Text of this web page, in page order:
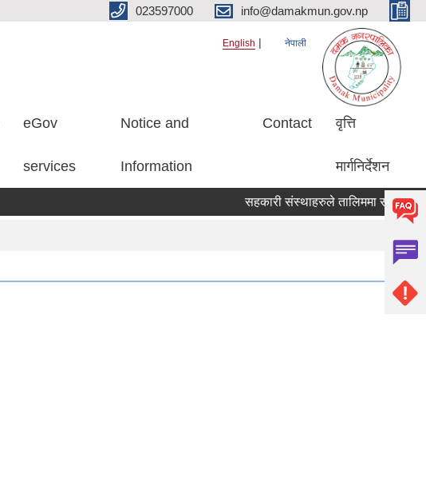
023597000 info@damakmun.gov.np
English नेपाली
eGov
services
Notice and
Information
Contact वृत्ति
मार्गनिर्देशन
सहकारी संस्थाहरुले तालिममा सहभागीको